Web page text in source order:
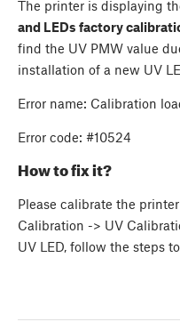
The printer is displaying
and LEDs factory
find the UV PMW value
installation of a new UV
Error name: Calibration
Error code: #10524
How to fix it?
Please calibrate the
Calibration -> UV
UV LED, follow the steps to